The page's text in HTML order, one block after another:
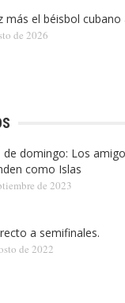
más el béisbol cubano
de 2026
de domingo: Los
como Islas
de 2023
a semifinales.
de 2022